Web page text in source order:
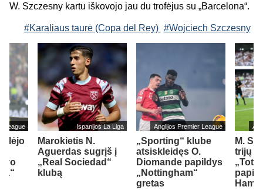
W. Szczesny kartu iškovojo jau du trofėjus su „Barcelona“.
#Karaliaus taurė (Copa del Rey) #Wojciech Szczesny
League Ispanijos La Liga
Marokietis N.
Aguerdas sugrįš į
„Real Sociedad“
klubą
Anglijos Premier League
„Sporting“ klube
atsiskleidęs O.
Diomande papildys
„Nottingham“
gretas
M.
trijų